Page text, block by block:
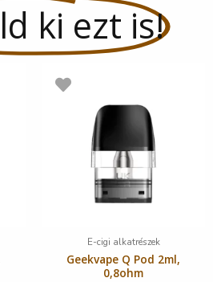
ki ezt is!
E-cigi alkatrészek
Geekvape Q Pod 2ml,
0,8ohm